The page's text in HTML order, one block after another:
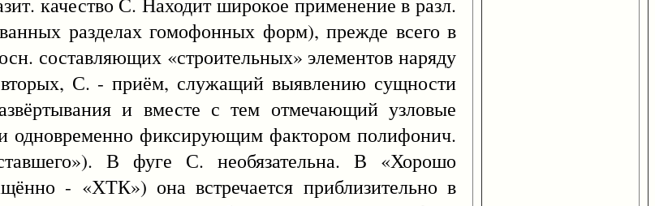
разделах гомофонных форм), прежде всего в
составляющих «строительных» элементов наряду
С. - приём, служащий выявлению сущности
и вместе с тем отмечающий узловые
фиксирующим фактором полифонич.
В фуге С. необязательна. В «Хорошо
- «ХТК») она встречается приблизительно в